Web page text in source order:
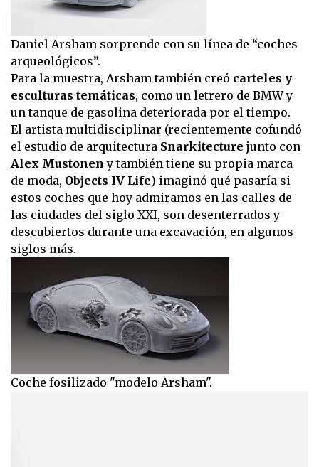
Daniel Arsham sorprende con su línea de “coches
arqueológicos”.
Para la muestra, Arsham también creó carteles y
esculturas temáticas, como un letrero de BMW y
un tanque de gasolina deteriorada por el tiempo.
El artista multidisciplinar (recientemente cofundó
el estudio de arquitectura Snarkitecture junto con
Alex Mustoneny también tiene su propia marca
de moda, Objects IV Life) imaginó qué pasaría si
estos coches que hoy admiramos en las calles de
las ciudades del siglo XXI, son desenterrados y
descubiertos durante una excavación, en algunos
siglos más.
Coche fosilizado "modelo Arsham".